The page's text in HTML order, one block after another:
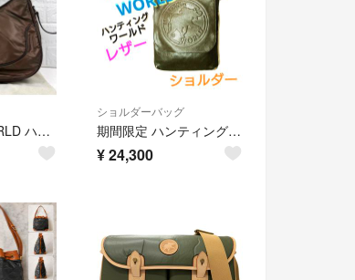
HUNTING WORLD ハンティングワールド ショルダーバッグ クロスボディ 斜め掛け ワンショルダー バチュークロス ロゴ
ショルダーバッグ
期間限定 ハンティング ワールド ショルダーバッグ ブラウン 牛革 ユニセックス HANTING WORLD レザー 肩掛 BAG
¥24,300